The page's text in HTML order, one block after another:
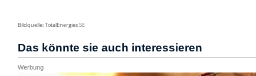
Bildquelle: TotalEnergies SE